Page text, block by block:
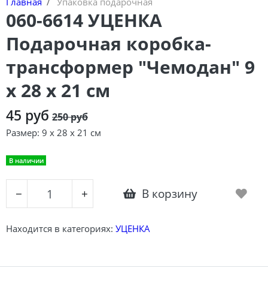
060-6614 УЦЕНКА
Подарочная коробка-
трансформер "Чемодан" 9
х 28 х 21 см
45 руб 250 руб
Размер: 9 х 28 х 21 см
В наличии
− + В корзину
Находится в категориях: УЦЕНКА